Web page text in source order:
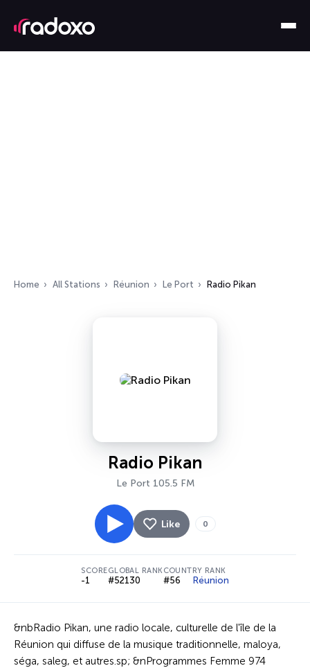
Home All Stations Réunion Le Port Radio Pikan
Radio Pikan
Le Port 105.5 FM
Like 0
SCORE
-1
GLOBAL RANK
#52130
COUNTRY RANK
#56 Réunion
&nbRadio Pikan, une radio locale, culturelle de l'île de la
Réunion qui diffuse de la musique traditionnelle, maloya,
séga, saleg, et autres.sp; &nProgrammes Femme 974